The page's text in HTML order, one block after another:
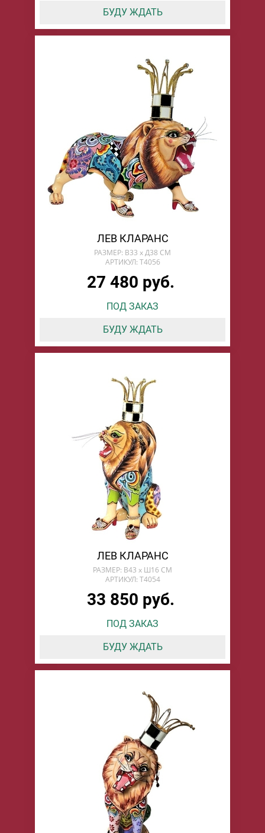
БУДУ ЖДАТЬ
ЛЕВ КЛАРАНС
РАЗМЕР: В33 х Д38 СМ
АРТИКУЛ: T4056
27 480 руб.
ПОД ЗАКАЗ
БУДУ ЖДАТЬ
ЛЕВ КЛАРАНС
РАЗМЕР: В43 х Ш16 СМ
АРТИКУЛ: T4054
33 850 руб.
ПОД ЗАКАЗ
БУДУ ЖДАТЬ